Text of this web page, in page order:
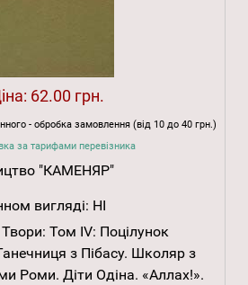
62.00 грн.
- обробка замовлення (від 10 до 40 грн.)
за тарифами перевізника
"КАМЕНЯР"
вигляді: НІ
Том ІV: Поцілунок
з Пібасу. Школяр з
Роми. Діти Одіна. «Аллах!».